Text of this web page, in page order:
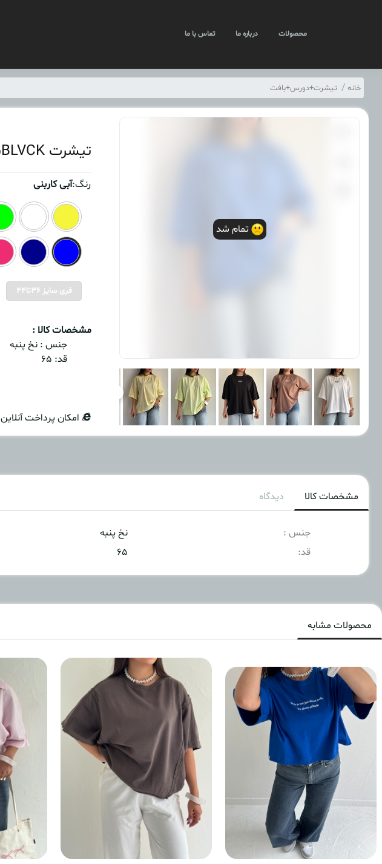
محصولات درباره ما تماس با ما
خانه تیشرت+دورس+بافت
تمام شد
تیشرت BLVCKپاریسa1775
رنگ:آبی کاربنی
فری سایز 36تا44
مشخصات کالا :
جنس : نخ پنبه
قد:
امکان پرداخت آنلاین
مشخصات کالا دیدگاه
جنس :
نخ پنبه
قد:
۶۵
محصولات مشابه